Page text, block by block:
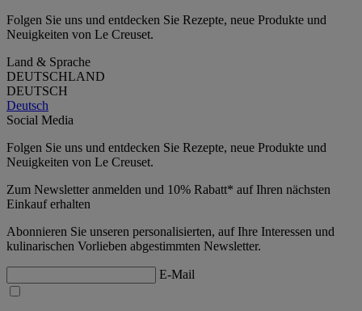
Folgen Sie uns und entdecken Sie Rezepte, neue Produkte und
Neuigkeiten von Le Creuset.
Land & Sprache
DEUTSCHLAND
DEUTSCH
Deutsch
Social Media
Folgen Sie uns und entdecken Sie Rezepte, neue Produkte und
Neuigkeiten von Le Creuset.
Zum Newsletter anmelden und 10% Rabatt* auf Ihren nächsten
Einkauf erhalten
Abonnieren Sie unseren personalisierten, auf Ihre Interessen und
kulinarischen Vorlieben abgestimmten Newsletter.
E-Mail